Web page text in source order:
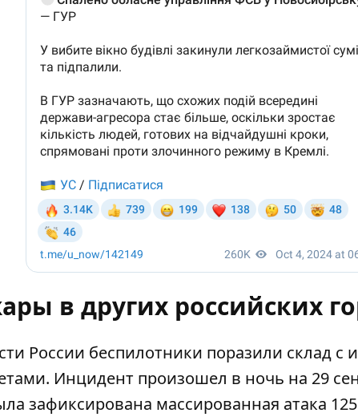
в других российских
России беспилотники поразили склад с
. Инцидент произошел в ночь на 29
зафиксирована массированная атака